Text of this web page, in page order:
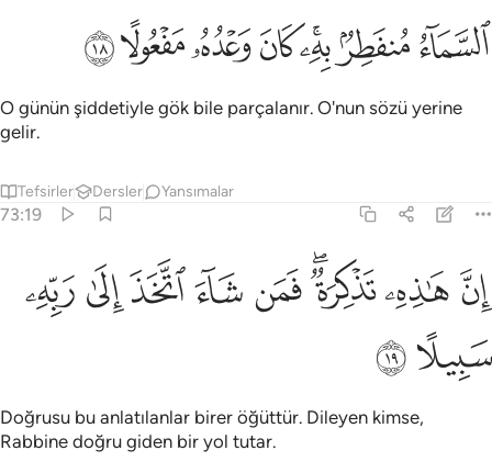
السماء منفطر به كان وعده مفعولا ١٨
ٱلسَّمَآءُ مُنفَطِرٌۢ بِهِۦ ۚ كَانَ وَعْدُهُۥ مَفْعُولًا ١٨
ﲼﲽﲾﲿﳀﳁﳂﳃ
O günün şiddetiyle gök bile parçalanır. O'nun sözü yerine
gelir.
Tefsirler Dersler Yansımalar
73:19
ان هاذه تذكرة فمن شاء اتخذ الى ربه سبيلا ١٩
إِنَّ هَـٰذِهِۦ تَذْكِرَةٌۭ ۖ فَمَن شَآءَ ٱتَّخَذَ إِلَىٰ رَبِّهِۦ سَبِيلًا ١٩
ﳄﳅﳆﳇﳈﳉﳊﳋﳌ
ﳍﳎ
Doğrusu bu anlatılanlar birer öğüttür. Dileyen kimse,
Rabbine doğru giden bir yol tutar.